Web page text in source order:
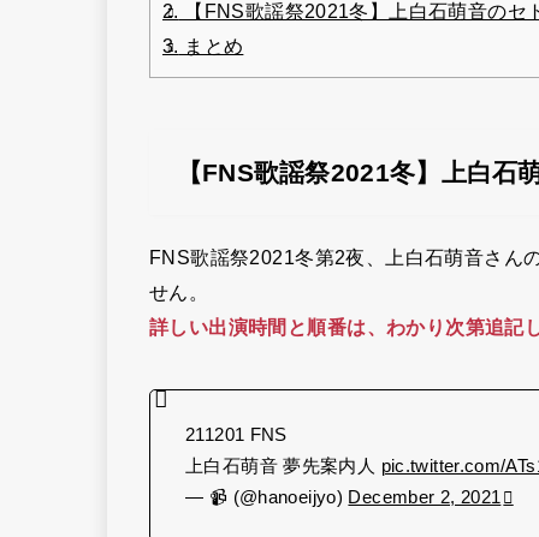
2.
【FNS歌謡祭2021冬】上白石萌音のセ
3. まとめ
【FNS歌謡祭2021冬】上白
FNS歌謡祭2021冬第2夜、上白石萌音さん
せん。
詳しい出演時間と順番は、わかり次第追記
211201 FNS
上白石萌音 夢先案内人 pic.twitter.com/
— 📹 (@hanoeijyo) December 2, 2021